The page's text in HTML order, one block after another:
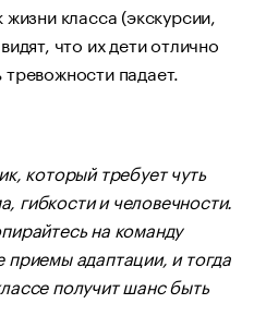
класса (экскурсии,
что их дети отлично
падает.
который требует чуть
гибкости и человечности.
на команду
приемы адаптации, и тогда
получит шанс быть